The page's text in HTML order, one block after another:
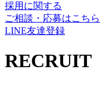
採用に関する
ご相談・応募はこちら
LINE友達登録
RECRUIT